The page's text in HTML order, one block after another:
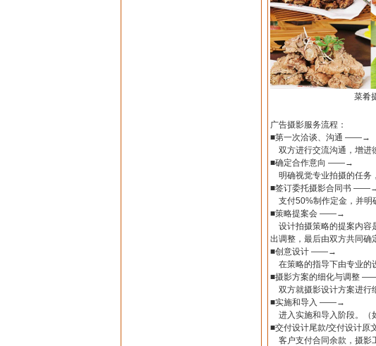
菜肴
广告摄影服务流程：
■第一次洽谈、沟通 ――→
双方进行交流沟通，增进
■确定合作意向 ――→
明确视觉专业拍摄的任务
■签订委托摄影合同书
支付50%制作定金，并明
■策略提案会 ――→
设计拍摄策略的提案内容
出调整，最后由双方共同确
■创意设计 ――→
在策略的指导下由专业的
■摄影方案的细化与调整
双方就摄影设计方案进行
■实施和导入 ――→
进入实施和导入阶段。（
■交付设计尾款/交付设计
客户支付合同余款，摄影